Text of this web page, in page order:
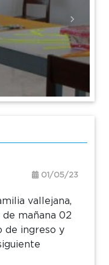
Next
01/05/23
vallejana,
mañana 02
de ingreso y